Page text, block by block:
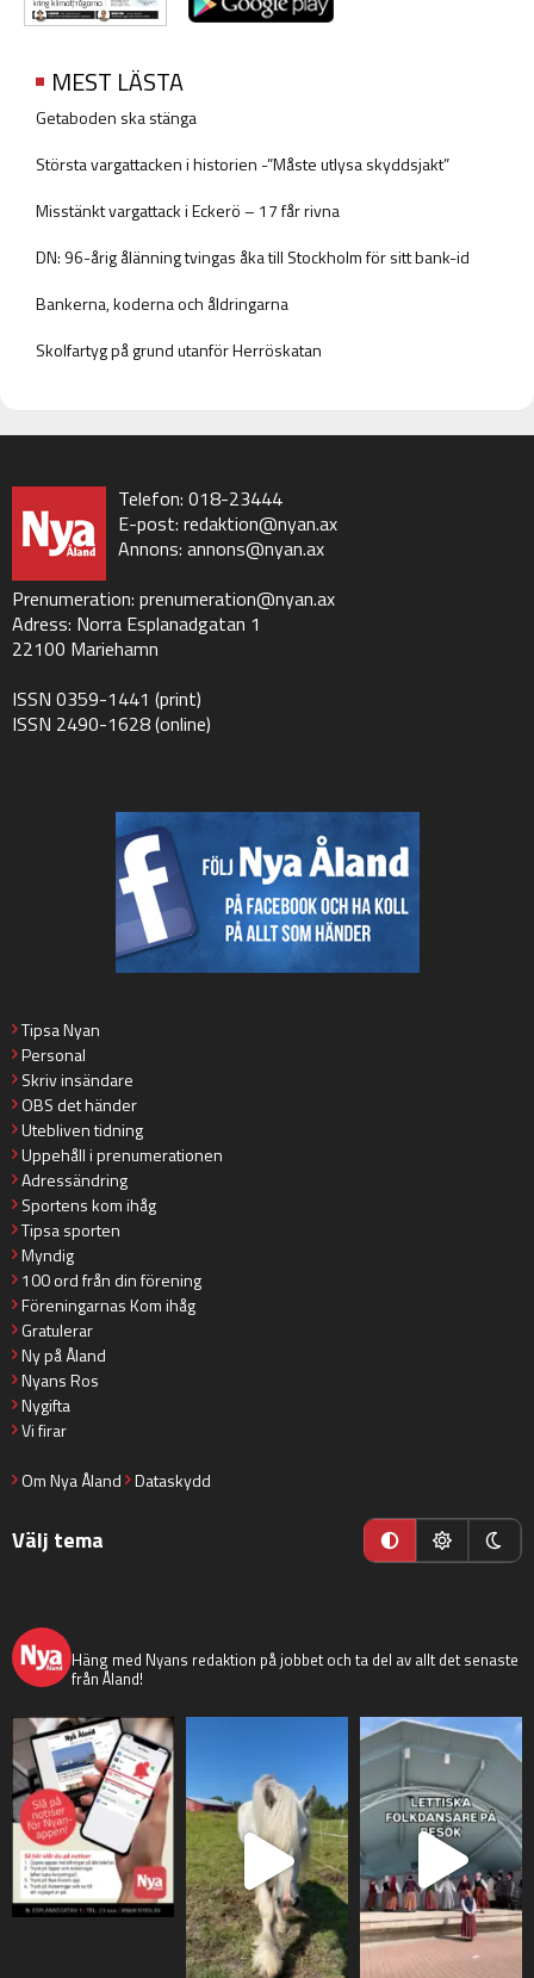
MEST LÄSTA
Getaboden ska stänga
Största vargattacken i historien -”Måste utlysa skyddsjakt”
Misstänkt vargattack i Eckerö – 17 får rivna
DN: 96-årig ålänning tvingas åka till Stockholm för sitt bank-id
Bankerna, koderna och åldringarna
Skolfartyg på grund utanför Herröskatan
Telefon: 018-23444
E-post: redaktion@nyan.ax
Annons: annons@nyan.ax
Prenumeration: prenumeration@nyan.ax
Adress: Norra Esplanadgatan 1
22100 Mariehamn
ISSN 0359-1441 (print)
ISSN 2490-1628 (online)
Tipsa Nyan
Personal
Skriv insändare
OBS det händer
Utebliven tidning
Uppehåll i prenumerationen
Adressändring
Sportens kom ihåg
Tipsa sporten
Myndig
100 ord från din förening
Föreningarnas Kom ihåg
Gratulerar
Ny på Åland
Nyans Ros
Nygifta
Vi firar
Om Nya Åland Dataskydd
Välj tema
Häng med Nyans redaktion på jobbet och ta del av allt det senaste
från Åland!